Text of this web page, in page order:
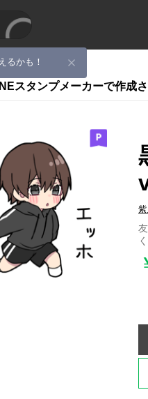
るかも！
スタンプメーカーで作成
紫